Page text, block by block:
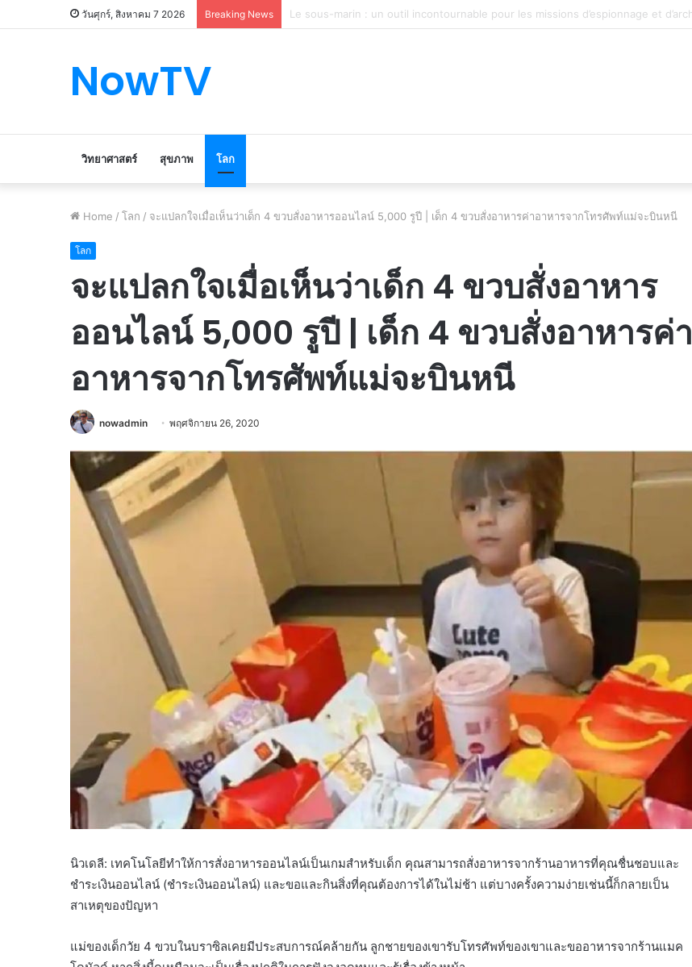
วันศุกร์, สิงหาคม 7 2026 Breaking News Le marché du véhicule d’occasion en plein essor
NowTV
วิทยาศาสตร์ สุขภาพ โลก
Home / โลก / จะแปลกใจเมื่อเห็นว่าเด็ก 4 ขวบสั่งอาหารออนไลน์ 5,000 รูปี | เด็ก 4 ขวบสั่งอาหารค่าอาหารจากโทรศัพท์แม่จะบินหนี
โลก
จะแปลกใจเมื่อเห็นว่าเด็ก 4 ขวบสั่งอาหาร
ออนไลน์ 5,000 รูปี | เด็ก 4 ขวบสั่งอาหารค่า
อาหารจากโทรศัพท์แม่จะบินหนี
nowadmin พฤศจิกายน 26, 2020
นิวเดลี: เทคโนโลยีทำให้การสั่งอาหารออนไลน์เป็นเกมสำหรับเด็ก คุณสามารถสั่งอาหารจากร้านอาหารที่คุณชื่นชอบและ
ชำระเงินออนไลน์ (ชำระเงินออนไลน์) และขอและกินสิ่งที่คุณต้องการได้ในไม่ช้า แต่บางครั้งความง่ายเช่นนี้ก็กลายเป็น
สาเหตุของปัญหา
แม่ของเด็กวัย 4 ขวบในบราซิลเคยมีประสบการณ์คล้ายกัน ลูกชายของเขารับโทรศัพท์ของเขาและขออาหารจากร้านแมค